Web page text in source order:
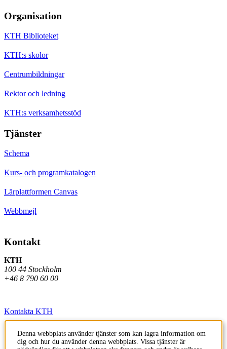
Organisation
KTH Biblioteket
KTH:s skolor
Centrumbildningar
Rektor och ledning
KTH:s verksamhetsstöd
Tjänster
Schema
Kurs- och programkatalogen
Lärplattformen Canvas
Webbmejl
Kontakt
KTH
100 44 Stockholm
+46 8 790 60 00
Kontakta KTH
Jobba på KTH
Denna webbplats använder tjänster som kan lagra information om
dig och hur du använder denna webbplats. Vissa tjänster är